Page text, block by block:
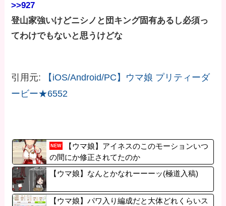
>>927
登山家強いけどニシノと団キング固有あるし必須っ
てわけでもないと思うけどな
引用元:
【iOS/Android/PC】ウマ娘 プリティーダ
ービー★6552
NEW
【ウマ娘】アイネスのこのモーションいつ
の間にか修正されてたのか
【ウマ娘】なんとかなれーーーッ(極道入稿)
【ウマ娘】パワ入り編成だと大体どれくらいス